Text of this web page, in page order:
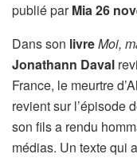
publié parMia26
Dans son livreMoi,
Jonathann Daval
France, le meurtre
revient sur l’épisode
son fils a rendu
médias. Un texte qui